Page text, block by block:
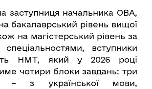
заступниця начальника ОВА,
бакалаврський рівень вищої
на магістерський рівень за
вступники
НМТ, який у 2026 році
чотири блоки завдань: три
– з української мови,